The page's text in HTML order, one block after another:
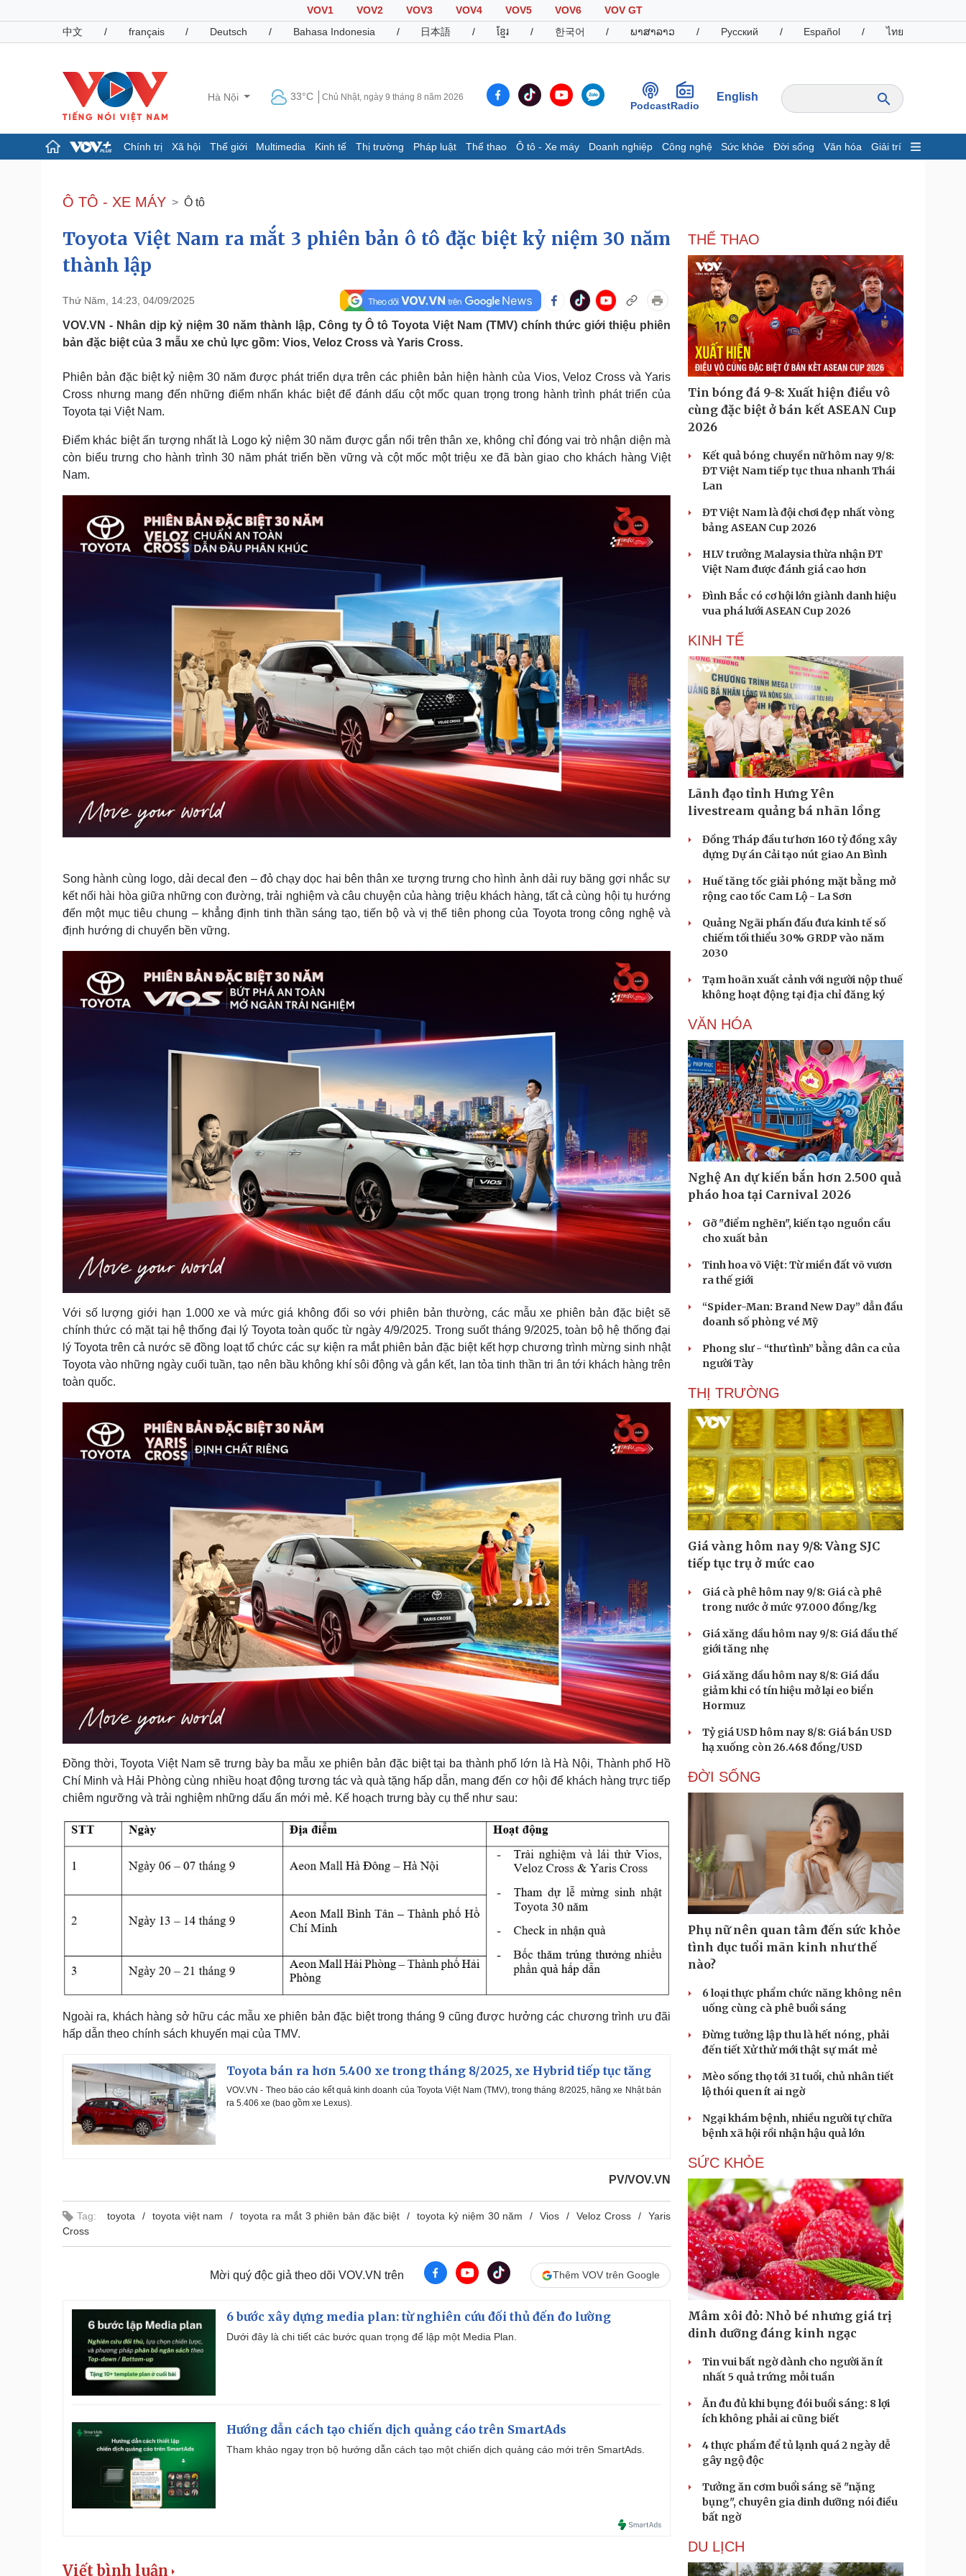
VOV1 VOV2 VOV3 VOV4 VOV5 VOV6
VOV GT
中文
/ français / Deutsch / Bahasa Indonesia / 日本語 / ខ្មែរ / 한국어 / ພາສາລາວ / Русский / Español / ไทย
Hà Nội 33°C Chủ Nhật, ngày 9 tháng 8 năm 2026
PodcastRadio
English
Chính trị Xã hội Thế giới Multimedia Kinh tế Thị trường Pháp luật Thể thao Ô tô - Xe máy Doanh nghiệp Công nghệ Sức khỏe Đời sống Văn hóa Giải trí
Đảng
Tổ chức nhân sự
Nhận diện sự thật
Dấu ấn VOV
Infographic
Giá cà phê
Pháp luật
Tin nóng
Tư vấn luật
Việt Nam
Phân tích
Thể thao
Bóng đá
Lịch thi đấu bóng đá
Thế giới thể thao
Hậu trường
Ô tô - Xe máy
Ô tô
Xe máy
Doanh nghiệp
Thông tin doanh nghiệp
Doanh nghiệp 24h
Doanh nhân
Vì cộng đồng
Công nghệ
Sành điệu
Tin Công nghệ
Trải nghiệm
Chuyển đổi số
Sức khỏe
Dinh dưỡng - món ngon
Cây thuốc
Nhi khoa
Nam khoa
Làm đẹp - giảm cân
Ăn sạch sống khỏe
Đời sống
Blog
Tình yêu - Gia đình
Văn hóa
Văn học
Âm nhạc
Di sản
Giải trí
Thời trang
Sao Việt
Du lịch
Săn Tour
check-in
Podcast
Cửa sổ tình yêu
Kể chuyện cho bé
Hạt giống tâm hồn
Cải chính
Ô TÔ - XE MÁY Ô tô
Toyota Việt Nam ra mắt 3 phiên bản ô tô đặc biệt kỷ niệm 30 năm
thành lập
Thứ Năm, 14:23, 04/09/2025
VOV.VN - Nhân dịp kỷ niệm 30 năm thành lập, Công ty Ô tô Toyota Việt Nam (TMV) chính thức giới thiệu phiên
bản đặc biệt của 3 mẫu xe chủ lực gồm: Vios, Veloz Cross và Yaris Cross.
Phiên bản đặc biệt kỷ niệm 30 năm được phát triển dựa trên các phiên bản hiện hành của Vios, Veloz Cross và Yaris
Cross nhưng mang đến những điểm nhấn khác biệt để đánh dấu cột mốc quan trọng trong hành trình phát triển của
Toyota tại Việt Nam.
Điểm khác biệt ấn tượng nhất là Logo kỷ niệm 30 năm được gắn nổi trên thân xe, không chỉ đóng vai trò nhận diện mà
còn biểu trưng cho hành trình 30 năm phát triển bền vững và cột mốc một triệu xe đã bàn giao cho khách hàng Việt
Nam.
Song hành cùng logo, dải decal đen – đỏ chạy dọc hai bên thân xe tượng trưng cho hình ảnh dải ruy băng gợi nhắc sự
kết nối hài hòa giữa những con đường, trải nghiệm và câu chuyện của hàng triệu khách hàng, tất cả cùng hội tụ hướng
đến một mục tiêu chung – khẳng định tinh thần sáng tạo, tiến bộ và vị thế tiên phong của Toyota trong công nghệ và
định hướng di chuyển bền vững.
Với số lượng giới hạn 1.000 xe và mức giá không đổi so với phiên bản thường, các mẫu xe phiên bản đặc biệt sẽ
chính thức có mặt tại hệ thống đại lý Toyota toàn quốc từ ngày 4/9/2025. Trong suốt tháng 9/2025, toàn bộ hệ thống đại
lý Toyota trên cả nước sẽ đồng loạt tổ chức các sự kiện ra mắt phiên bản đặc biệt kết hợp chương trình mừng sinh nhật
Toyota vào những ngày cuối tuần, tạo nên bầu không khí sôi động và gắn kết, lan tỏa tinh thần tri ân tới khách hàng trên
toàn quốc.
Đồng thời, Toyota Việt Nam sẽ trưng bày ba mẫu xe phiên bản đặc biệt tại ba thành phố lớn là Hà Nội, Thành phố Hồ
Chí Minh và Hải Phòng cùng nhiều hoạt động tương tác và quà tặng hấp dẫn, mang đến cơ hội để khách hàng trực tiếp
chiêm ngưỡng và trải nghiệm những dấu ấn mới mẻ. Kế hoạch trưng bày cụ thể như sau:
Ngoài ra, khách hàng sở hữu các mẫu xe phiên bản đặc biệt trong tháng 9 cũng được hưởng các chương trình ưu đãi
hấp dẫn theo chính sách khuyến mại của TMV.
Toyota bán ra hơn 5.400 xe trong tháng 8/2025, xe Hybrid tiếp tục tăng
VOV.VN - Theo báo cáo kết quả kinh doanh của Toyota Việt Nam (TMV), trong tháng 8/2025, hãng xe Nhật bán
ra 5.406 xe (bao gồm xe Lexus).
PV/VOV.VN
Tag: toyota toyota việt nam toyota ra mắt 3 phiên bản đặc biệt toyota kỷ niệm 30 năm Vios Veloz Cross
Yaris
Cross
Mời quý độc giả theo dõi VOV.VN trên Thêm VOV trên Google
6 bước xây dựng media plan: từ nghiên cứu đối thủ đến đo lường
Dưới đây là chi tiết các bước quan trọng để lập một Media Plan.
Hướng dẫn cách tạo chiến dịch quảng cáo trên SmartAds
Tham khảo ngay trọn bộ hướng dẫn cách tạo một chiến dịch quảng cáo mới trên SmartAds.
Viết bình luận
THỂ THAO
Tin bóng đá 9-8: Xuất hiện điều vô
cùng đặc biệt ở bán kết ASEAN Cup
2026
Kết quả bóng chuyền nữ hôm nay 9/8:
ĐT Việt Nam tiếp tục thua nhanh Thái
Lan
ĐT Việt Nam là đội chơi đẹp nhất vòng
bảng ASEAN Cup 2026
HLV trưởng Malaysia thừa nhận ĐT
Việt Nam được đánh giá cao hơn
Đình Bắc có cơ hội lớn giành danh hiệu
vua phá lưới ASEAN Cup 2026
KINH TẾ
Lãnh đạo tỉnh Hưng Yên
livestream quảng bá nhãn lồng
Đồng Tháp đầu tư hơn 160 tỷ đồng xây
dựng Dự án Cải tạo nút giao An Bình
Huế tăng tốc giải phóng mặt bằng mở
rộng cao tốc Cam Lộ - La Sơn
Quảng Ngãi phấn đấu đưa kinh tế số
chiếm tối thiểu 30% GRDP vào năm
2030
Tạm hoãn xuất cảnh với người nộp thuế
không hoạt động tại địa chỉ đăng ký
VĂN HÓA
Nghệ An dự kiến bắn hơn 2.500 quả
pháo hoa tại Carnival 2026
Gỡ "điểm nghẽn", kiến tạo nguồn cầu
cho xuất bản
Tinh hoa võ Việt: Từ miền đất võ vươn
ra thế giới
“Spider-Man: Brand New Day” dẫn đầu
doanh số phòng vé Mỹ
Phong slư - “thư tình” bằng dân ca của
người Tày
THỊ TRƯỜNG
Giá vàng hôm nay 9/8: Vàng SJC
tiếp tục trụ ở mức cao
Giá cà phê hôm nay 9/8: Giá cà phê
trong nước ở mức 97.000 đồng/kg
Giá xăng dầu hôm nay 9/8: Giá dầu thế
giới tăng nhẹ
Giá xăng dầu hôm nay 8/8: Giá dầu
giảm khi có tín hiệu mở lại eo biển
Hormuz
Tỷ giá USD hôm nay 8/8: Giá bán USD
hạ xuống còn 26.468 đồng/USD
ĐỜI SỐNG
Phụ nữ nên quan tâm đến sức khỏe
tình dục tuổi mãn kinh như thế
nào?
6 loại thực phẩm chức năng không nên
uống cùng cà phê buổi sáng
Đừng tưởng lập thu là hết nóng, phải
đến tiết Xử thử mới thật sự mát mẻ
Mèo sống thọ tới 31 tuổi, chủ nhân tiết
lộ thói quen ít ai ngờ
Ngại khám bệnh, nhiều người tự chữa
bệnh xã hội rồi nhận hậu quả lớn
SỨC KHỎE
Mâm xôi đỏ: Nhỏ bé nhưng giá trị
dinh dưỡng đáng kinh ngạc
Tin vui bất ngờ dành cho người ăn ít
nhất 5 quả trứng mỗi tuần
Ăn đu đủ khi bụng đói buổi sáng: 8 lợi
ích không phải ai cũng biết
4 thực phẩm để tủ lạnh quá 2 ngày dễ
gây ngộ độc
Tưởng ăn cơm buổi sáng sẽ "nặng
bụng", chuyên gia dinh dưỡng nói điều
bất ngờ
DU LỊCH